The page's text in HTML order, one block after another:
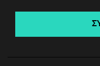
Λήγει σε: 10ημέρες | 20